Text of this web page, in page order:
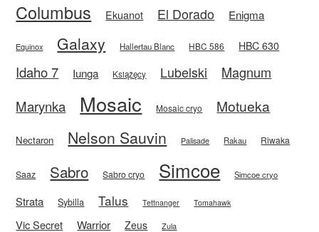
Columbus Ekuanot El Dorado Enigma
Equinox Galaxy Hallertau Blanc HBC 586 HBC 630
Idaho 7 Iunga Książęcy Lubelski
Magnum
Marynka
Mosaic Mosaic cryo Motueka
Nectaron Nelson Sauvin Palisade Rakau Riwaka
Saaz Sabro Sabro cryo Simcoe Simcoe cryo
Strata Sybilla Talus Tettnanger Tomahawk
Vic Secret Warrior Zeus Zula